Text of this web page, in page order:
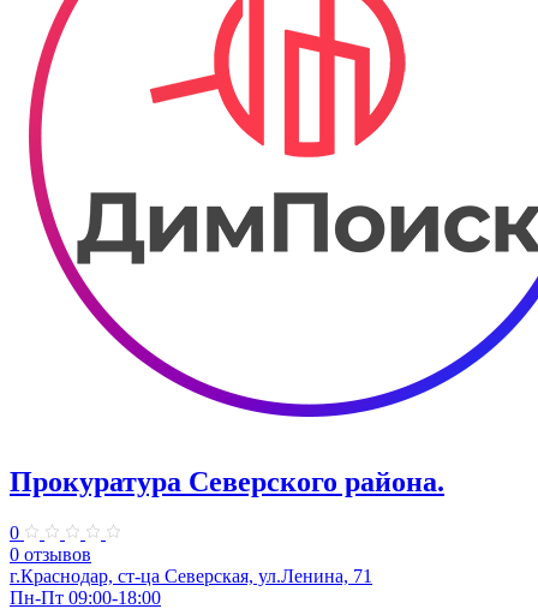
Прокуратура Северского района.
0
0 отзывов
г.Краснодар, ст-ца Северская, ул.Ленина, 71
Пн-Пт 09:00-18:00